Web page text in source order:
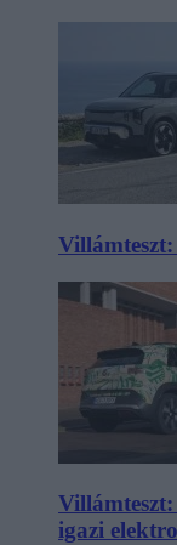
Villámteszt:
igazi